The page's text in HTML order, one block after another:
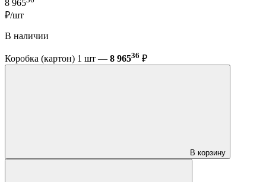
8 965
₽/шт
В наличии
Коробка (картон) 1 шт — 8 96536 ₽
В корзину